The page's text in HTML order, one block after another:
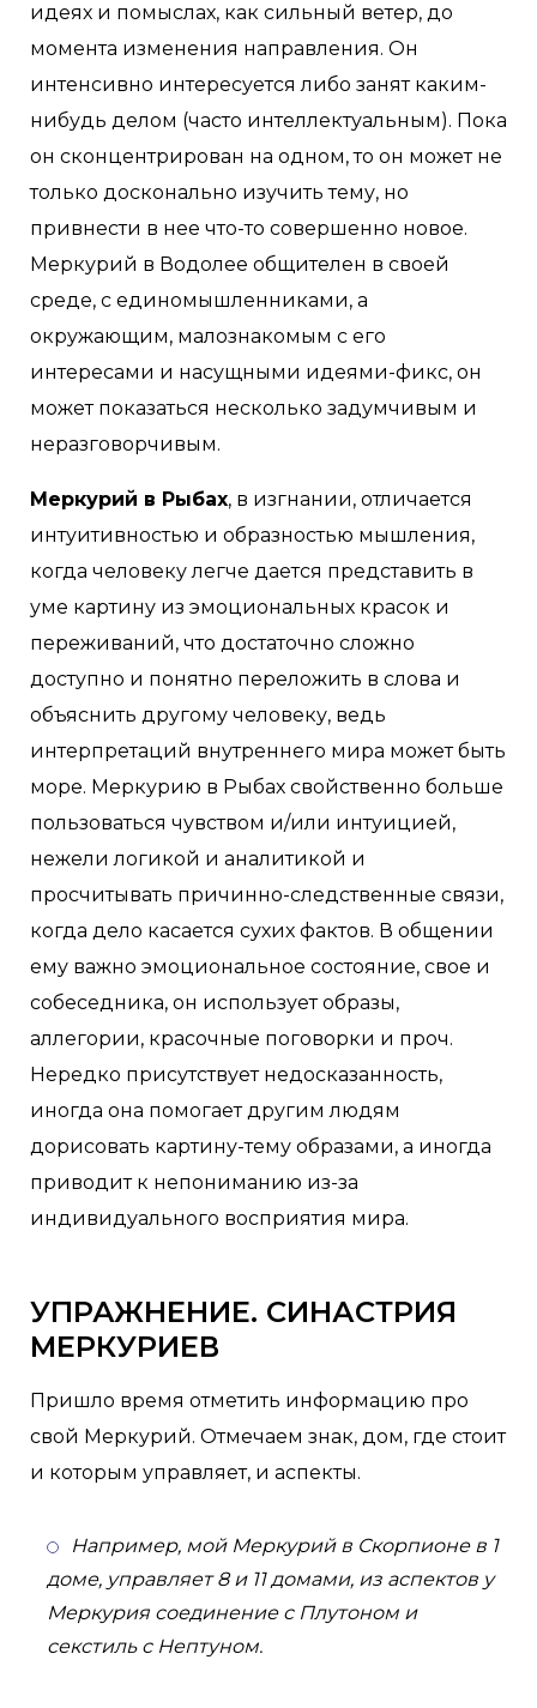
идеях и помыслах, как сильный ветер, до
момента изменения направления. Он
интенсивно интересуется либо занят каким-
нибудь делом (часто интеллектуальным). Пока
он сконцентрирован на одном, то он может не
только досконально изучить тему, но
привнести в нее что-то совершенно новое.
Меркурий в Водолее общителен в своей
среде, с единомышленниками, а
окружающим, малознакомым с его
интересами и насущными идеями-фикс, он
может показаться несколько задумчивым и
неразговорчивым.
Меркурий в Рыбах, в изгнании, отличается
интуитивностью и образностью мышления,
когда человеку легче дается представить в
уме картину из эмоциональных красок и
переживаний, что достаточно сложно
доступно и понятно переложить в слова и
объяснить другому человеку, ведь
интерпретаций внутреннего мира может быть
море. Меркурию в Рыбах свойственно больше
пользоваться чувством и/или интуицией,
нежели логикой и аналитикой и
просчитывать причинно-следственные связи,
когда дело касается сухих фактов. В общении
ему важно эмоциональное состояние, свое и
собеседника, он использует образы,
аллегории, красочные поговорки и проч.
Нередко присутствует недосказанность,
иногда она помогает другим людям
дорисовать картину-тему образами, а иногда
приводит к непониманию из-за
индивидуального восприятия мира.
УПРАЖНЕНИЕ. СИНАСТРИЯ
МЕРКУРИЕВ
Пришло время отметить информацию про
свой Меркурий. Отмечаем знак, дом, где стоит
и которым управляет, и аспекты.
Например, мой Меркурий в Скорпионе в 1
доме, управляет 8 и 11 домами, из аспектов у
Меркурия соединение с Плутоном и
секстиль с Нептуном.